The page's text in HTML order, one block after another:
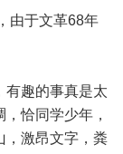
于文革68年
趣的事真是太
恰同学少年，
，激昂文字，粪